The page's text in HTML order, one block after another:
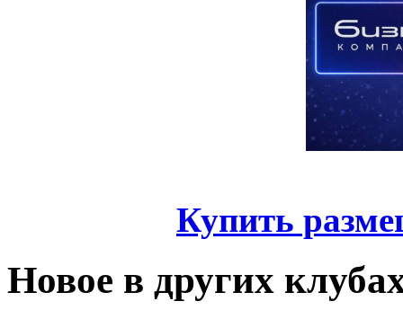
Купить
Новое в других